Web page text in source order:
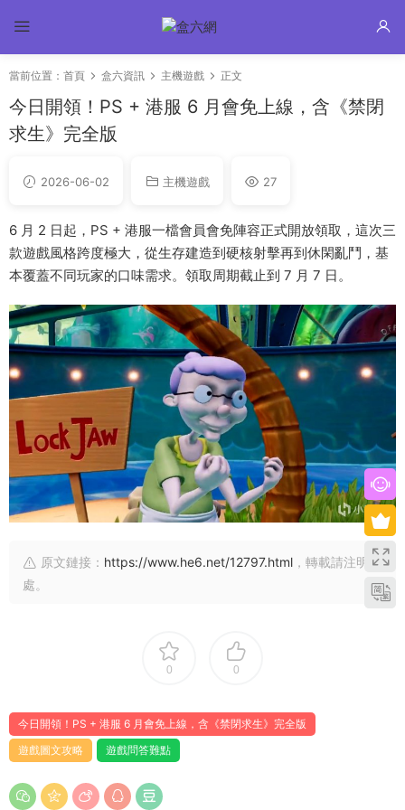
當前位置： 首頁 盒六資訊 主機遊戲 正文
今日開領！PS + 港服 6 月會免上線，含《禁閉
求生》完全版
2026-06-02 主機遊戲 27
6 月 2 日起，PS + 港服一檔會員會免陣容正式開放領取，這次三
款遊戲風格跨度極大，從生存建造到硬核射擊再到休閑亂鬥，基
本覆蓋不同玩家的口味需求。領取周期截止到 7 月 7 日。
原文鏈接： https://www.he6.net/12797.html ，轉載請注明出
處。
0 0
今日開領！PS + 港服 6 月會免上線，含《禁閉求生》完全版
遊戲圖文攻略
遊戲問答難點